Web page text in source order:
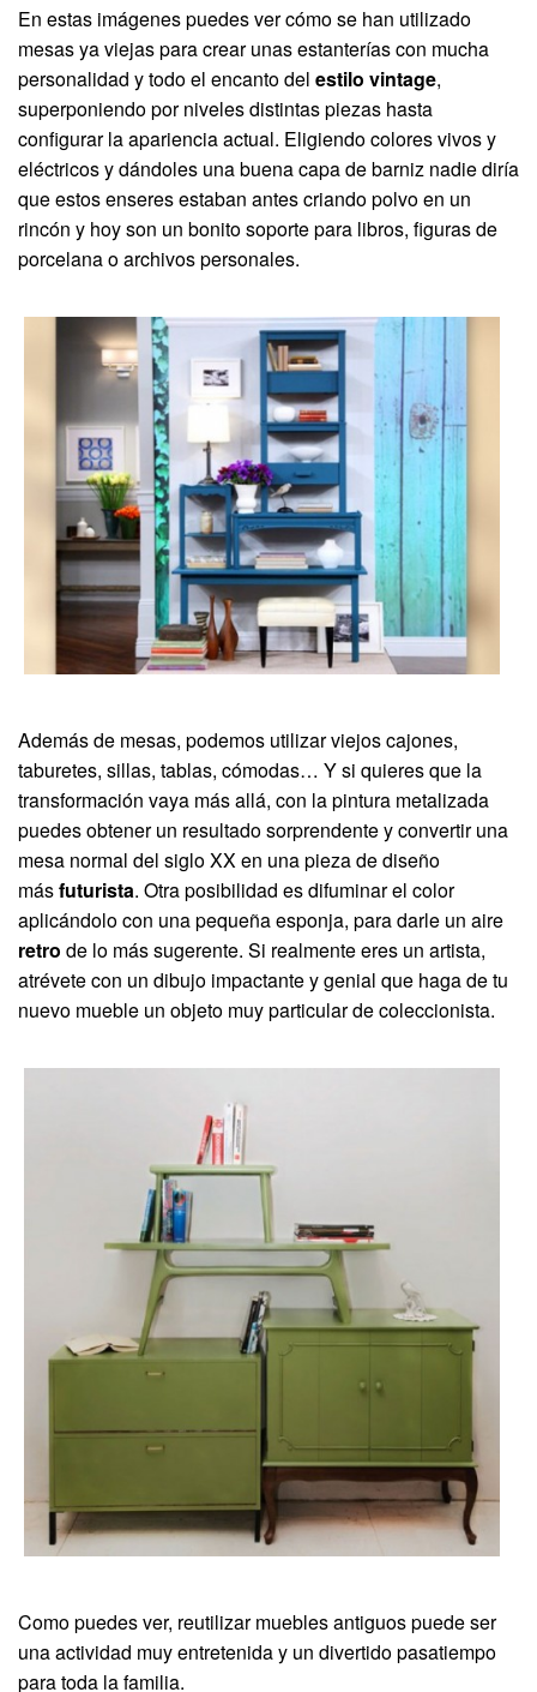
En estas imágenes puedes ver cómo se han utilizado
mesas ya viejas para crear unas estanterías con mucha
personalidad y todo el encanto del estilo vintage,
superponiendo por niveles distintas piezas hasta
configurar la apariencia actual. Eligiendo colores vivos y
eléctricos y dándoles una buena capa de barniz nadie diría
que estos enseres estaban antes criando polvo en un
rincón y hoy son un bonito soporte para libros, figuras de
porcelana o archivos personales.
Además de mesas, podemos utilizar viejos cajones,
taburetes, sillas, tablas, cómodas… Y si quieres que la
transformación vaya más allá, con la pintura metalizada
puedes obtener un resultado sorprendente y convertir una
mesa normal del siglo XX en una pieza de diseño
másfuturista. Otra posibilidad es difuminar el color
aplicándolo con una pequeña esponja, para darle un aire
retro de lo más sugerente. Si realmente eres un artista,
atrévete con un dibujo impactante y genial que haga de tu
nuevo mueble un objeto muy particular de coleccionista.
Como puedes ver, reutilizar muebles antiguos puede ser
una actividad muy entretenida y un divertido pasatiempo
para toda la familia.